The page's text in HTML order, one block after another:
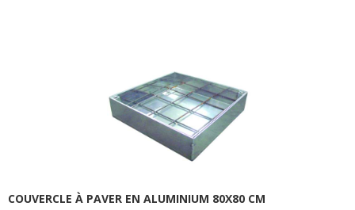
COUVERCLE À PAVER EN ALUMINIUM 80X80 CM